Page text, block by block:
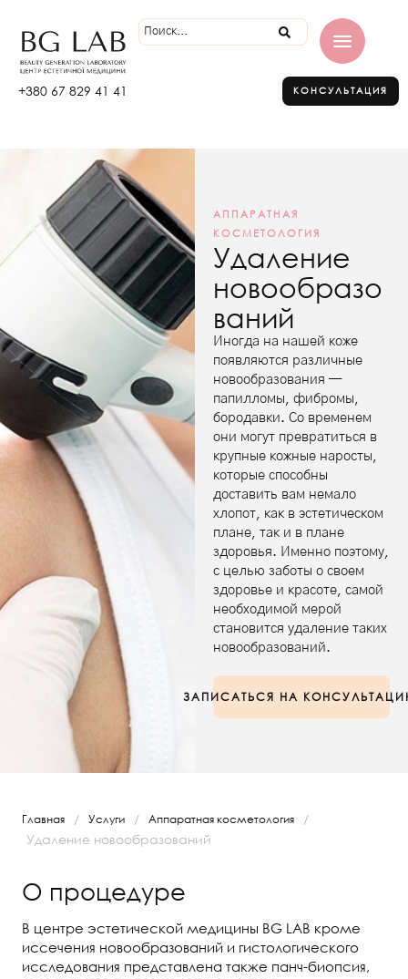
+380 67 829 41 41 КОНСУЛЬТАЦИЯ
АППАРАТНАЯ
КОСМЕТОЛОГИЯ
Удаление
новообразо
ваний
Иногда на нашей коже
появляются различные
новообразования —
папилломы, фибромы,
бородавки. Со временем
они могут превратиться в
крупные кожные наросты,
которые способны
доставить вам немало
хлопот, как в эстетическом
плане, так и в плане
здоровья. Именно поэтому,
с целью заботы о своем
здоровье и красоте, самой
необходимой мерой
становится удаление таких
новообразований.
ЗАПИСАТЬСЯ НА
Главная / Услуги / Аппаратная косметология
/
Удаление новообразований
О процедуре
В центре эстетической медицины BG LAB кроме
иссечения новообразований и гистологического
исследования представлена также панч-биопсия,